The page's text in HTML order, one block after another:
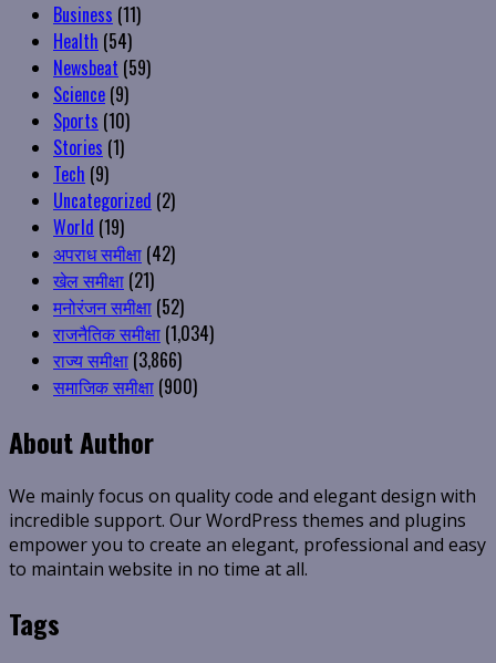
Business (11)
Health (54)
Newsbeat (59)
Science (9)
Sports (10)
Stories (1)
Tech (9)
Uncategorized (2)
World (19)
अपराध समीक्षा (42)
खेल समीक्षा (21)
मनोरंजन समीक्षा (52)
राजनैतिक समीक्षा (1,034)
राज्य समीक्षा (3,866)
समाजिक समीक्षा (900)
About Author
We mainly focus on quality code and elegant design with
incredible support. Our WordPress themes and plugins
empower you to create an elegant, professional and easy
to maintain website in no time at all.
Tags